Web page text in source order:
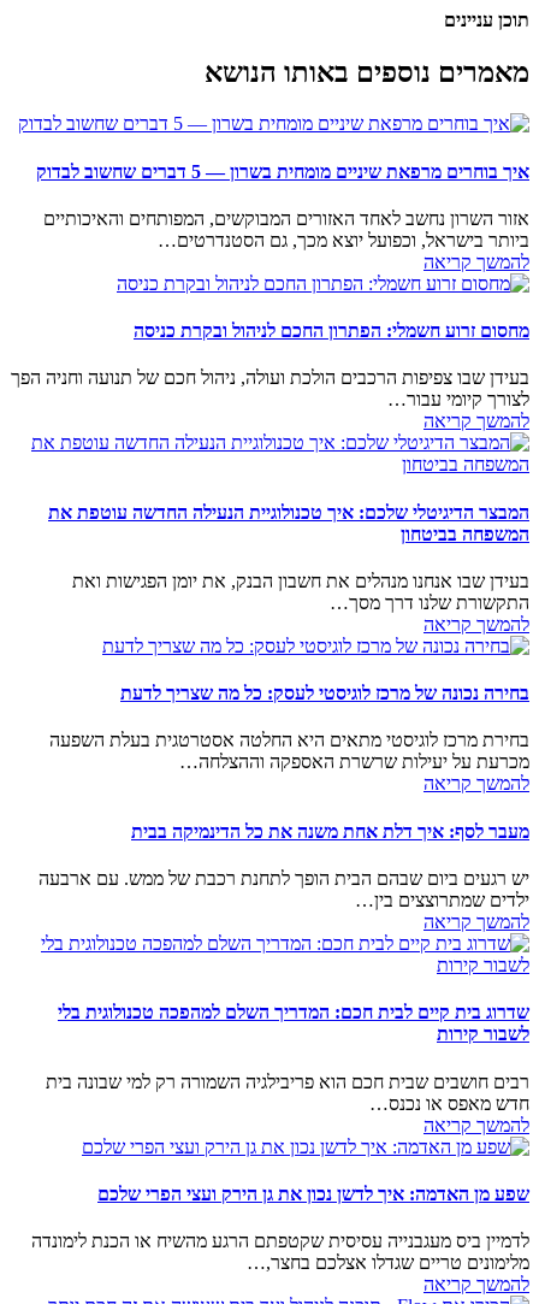
תוכן עניינים
מאמרים נוספים באותו הנושא
איך בוחרים מרפאת שיניים מומחית בשרון — 5 דברים שחשוב לבדוק
אזור השרון נחשב לאחד האזורים המבוקשים, המפותחים והאיכותיים
ביותר בישראל, וכפועל יוצא מכך, גם הסטנדרטים…
להמשך קריאה
מחסום זרוע חשמלי: הפתרון החכם לניהול ובקרת כניסה
בעידן שבו צפיפות הרכבים הולכת ועולה, ניהול חכם של תנועה וחניה הפך
לצורך קיומי עבור…
להמשך קריאה
המבצר הדיגיטלי שלכם: איך טכנולוגיית הנעילה החדשה עוטפת את
המשפחה בביטחון
בעידן שבו אנחנו מנהלים את חשבון הבנק, את יומן הפגישות ואת
התקשורת שלנו דרך מסך…
להמשך קריאה
בחירה נכונה של מרכז לוגיסטי לעסק: כל מה שצריך לדעת
בחירת מרכז לוגיסטי מתאים היא החלטה אסטרטגית בעלת השפעה
מכרעת על יעילות שרשרת האספקה וההצלחה…
להמשך קריאה
מעבר לסף: איך דלת אחת משנה את כל הדינמיקה בבית
יש רגעים ביום שבהם הבית הופך לתחנת רכבת של ממש. עם ארבעה
ילדים שמתרוצצים בין…
להמשך קריאה
שדרוג בית קיים לבית חכם: המדריך השלם למהפכה טכנולוגית בלי
לשבור קירות
רבים חושבים שבית חכם הוא פריבילגיה השמורה רק למי שבונה בית
חדש מאפס או נכנס…
להמשך קריאה
שפע מן האדמה: איך לדשן נכון את גן הירק ועצי הפרי שלכם
לדמיין ביס מעגבנייה עסיסית שקטפתם הרגע מהשיח או הכנת לימונדה
מלימונים טריים שגדלו אצלכם בחצר,…
להמשך קריאה